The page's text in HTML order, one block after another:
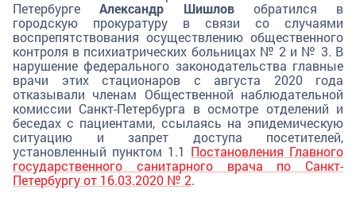
ПетербургеАлександр Шишловобратился в
городскую прокуратуру в связи со случаями
воспрепятствования осуществлению общественного
контроля в психиатрических больницах № 2 и № 3. В
нарушение федерального законодательства главные
врачи этих стационаров с августа 2020 года
отказывали членам Общественной наблюдательной
комиссии Санкт-Петербурга в осмотре отделений и
беседах с пациентами, ссылаясь на эпидемическую
ситуацию и запрет доступа посетителей,
установленный пунктом 1.1 Постановления Главного
государственного санитарного врача по Санкт-
Петербургу от 16.03.2020 № 2.